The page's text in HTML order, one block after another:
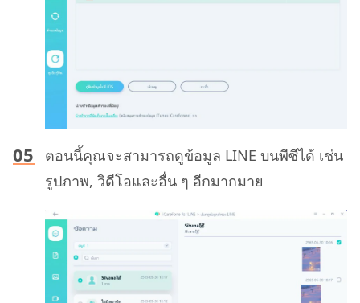
ตอนนี้คุณจะสามารถดูข้อมูล LINE บนพีซีได้ เช่น
รูปภาพ, วิดีโอและอื่น ๆ อีกมากมาย